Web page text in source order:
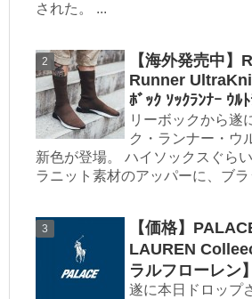
された。 ...
【海外発売中
Runner
ﾎﾞｯｸ ｿｯｸﾗﾝﾅｰ ｳﾙﾄ
リーボックから遂
ク・ランナー・ウ
新色が登場。 ハイソックスぐら
ラニット素材のアッパーに、ブラ
【価格】
LAUREN
ラルフローレン】
遂に本日ドロップ